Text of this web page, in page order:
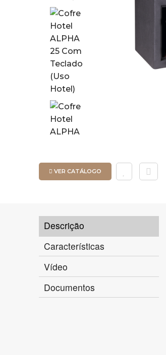
VER CATÁLOGO
Descrição
Características
Vídeo
Documentos